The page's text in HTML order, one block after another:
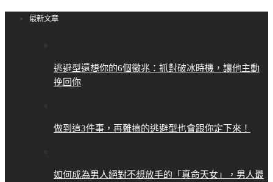
最新文章
逃避型還想你的6個徵兆：抓對破冰時機，讓他主動
挽回你
做到這3件事，再難搞的逃避型也會跟你定下來！
如何成為男人絕對不想放手的「真命天女」，男人最